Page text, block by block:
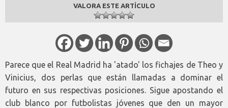
VALORA ESTE ARTÍCULO
Parece que el Real Madrid ha 'atado' los fichajes de Theo y
Vinicius, dos perlas que están llamadas a dominar el
futuro en sus respectivas posiciones. Sigue apostando el
club blanco por futbolistas jóvenes que den un mayor